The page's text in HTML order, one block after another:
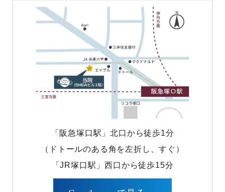
「阪急塚口駅」北口から徒歩1分
（ドトールのある角を左折し、すぐ）
「JR塚口駅」西口から徒歩15分